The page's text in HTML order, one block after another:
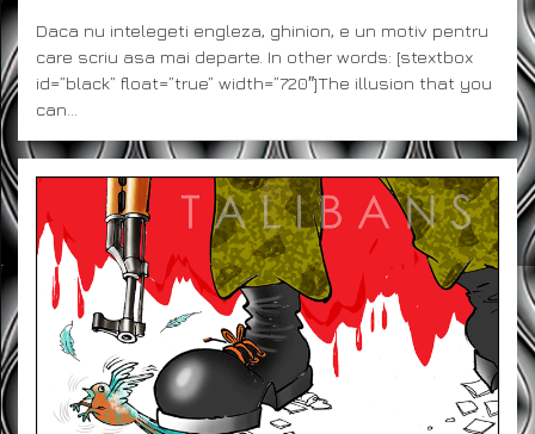
Daca nu intelegeti engleza, ghinion, e un motiv pentru
care scriu asa mai departe. In other words: [stextbox
id=”black” float=”true” width=”720″]The illusion that you
can…